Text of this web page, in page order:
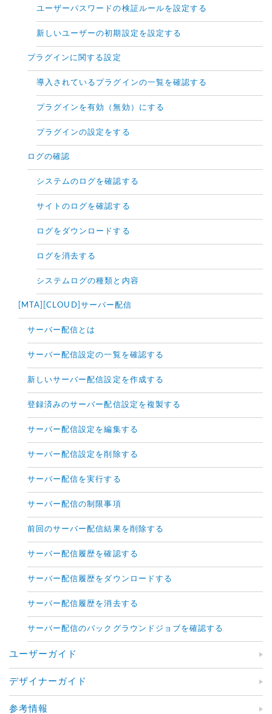
ユーザーパスワードの検証ルールを設定する
新しいユーザーの初期設定を設定する
プラグインに関する設定
導入されているプラグインの一覧を確認する
プラグインを有効（無効）にする
プラグインの設定をする
ログの確認
システムのログを確認する
サイトのログを確認する
ログをダウンロードする
ログを消去する
システムログの種類と内容
[MTA][CLOUD]サーバー配信
サーバー配信とは
サーバー配信設定の一覧を確認する
新しいサーバー配信設定を作成する
登録済みのサーバー配信設定を複製する
サーバー配信設定を編集する
サーバー配信設定を削除する
サーバー配信を実行する
サーバー配信の制限事項
前回のサーバー配信結果を削除する
サーバー配信履歴を確認する
サーバー配信履歴をダウンロードする
サーバー配信履歴を消去する
サーバー配信のバックグラウンドジョブを確認する
ユーザーガイド
デザイナーガイド
参考情報